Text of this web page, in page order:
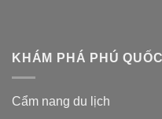
KHÁM PHÁ PHÚ QUỐC
Cẩm nang du lịch